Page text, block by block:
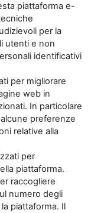
piattaforma e-
per la
utenti e non
identificativi
per migliorare
web in
In particolare
preferenze
relative alla
per
piattaforma.
raccogliere
numero degli
piattaforma. Il